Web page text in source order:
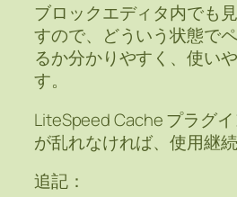
ブロックエディタ内でも
すので、どういう状態で
るか分かりやすく、使い
す。
LiteSpeed Cache プラグ
が乱れなければ、使用継続
追記：